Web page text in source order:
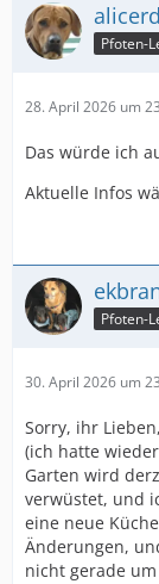
Pfoten-
28. April 2026 um
Das würde ich
Aktuelle Infos
Pfoten-
30. April 2026 um
Sorry, ihr
(ich hatte
Garten wird
verwüstet, und
eine neue
Änderungen,
nicht gerade